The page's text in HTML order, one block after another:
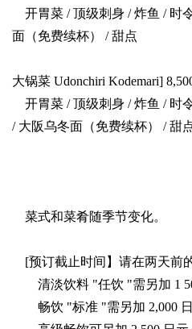
开胃菜 / 顶级刺身 / 炸鱼 / 时
面（免费续杯） / 甜点
大锅菜 Udonchiri Kodemari]
开胃菜 / 顶级刺身 / 炸鱼 / 时
/ 大阪乌冬面（免费续杯） / 甜
菜式和菜肴随季节变化。
[预订截止时间】请在两天前
清淡饮料 "任饮 "需另加 1
畅饮 "标准 "需另加 2,000 日